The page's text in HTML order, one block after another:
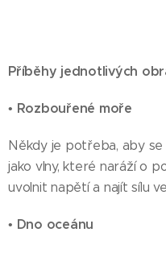
Příběhy jednotlivých
• Rozbouřené moře
Někdy je potřeba, aby
jako vlny, které naráží o
uvolnit napětí a najít sílu
• Dno oceánu